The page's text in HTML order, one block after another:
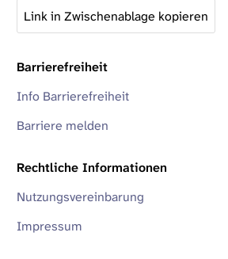
Link in Zwischenablage kopieren
Barrierefreiheit
Info Barrierefreiheit
Barriere melden
Rechtliche Informationen
Nutzungsvereinbarung
Impressum